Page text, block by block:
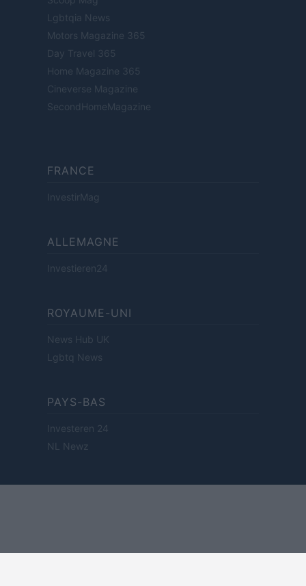
Lgbtqia News
Motors Magazine 365
Day Travel 365
Home Magazine 365
Cineverse Magazine
SecondHomeMagazine
FRANCE
InvestirMag
ALLEMAGNE
Investieren24
ROYAUME-UNI
News Hub UK
Lgbtq News
PAYS-BAS
Investeren 24
NL Newz